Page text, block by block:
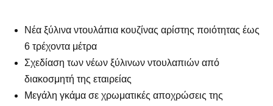
Νέα ξύλινα ντουλάπια κουζίνας αρίστης ποιότητας έως
6 τρέχοντα μέτρα
Σχεδίαση των νέων ξύλινων ντουλαπιών από
διακοσμητή της εταιρείας
Μεγάλη γκάμα σε χρωματικές αποχρώσεις της